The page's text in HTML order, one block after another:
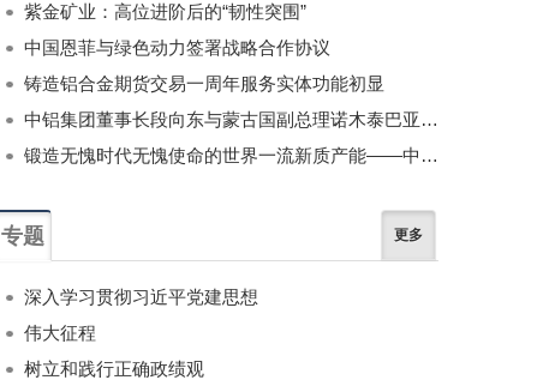
紫金矿业：高位进阶后的“韧性突围”
中国恩菲与绿色动力签署战略合作协议
铸造铝合金期货交易一周年服务实体功能初显
中铝集团董事长段向东与蒙古国副总理诺木泰巴亚尔举行会谈
锻造无愧时代无愧使命的世界一流新质产能——中国有色金属工业的战略应对与破局之道（二）
专题 更多
深入学习贯彻习近平党建思想
伟大征程
树立和践行正确政绩观